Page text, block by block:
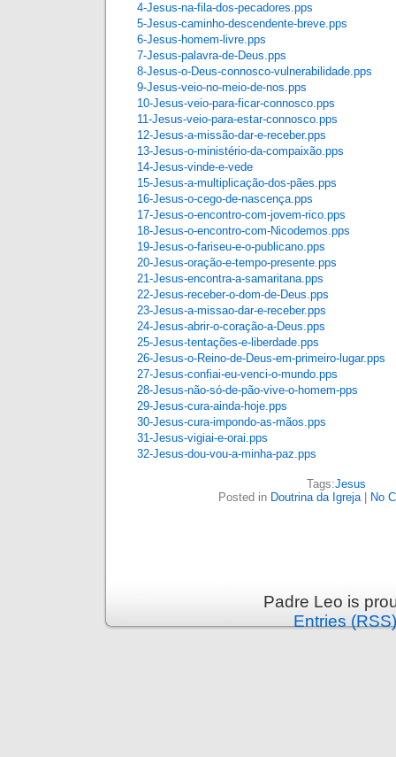
4-Jesus-na-fila-dos-pecadores.pps
5-Jesus-caminho-descendente-breve.pps
6-Jesus-homem-livre.pps
7-Jesus-palavra-de-Deus.pps
8-Jesus-o-Deus-connosco-vulnerabilidade.pps
9-Jesus-veio-no-meio-de-nos.pps
10-Jesus-veio-para-ficar-connosco.pps
11-Jesus-veio-para-estar-connosco.pps
12-Jesus-a-missão-dar-e-receber.pps
13-Jesus-o-ministério-da-compaixão.pps
14-Jesus-vinde-e-vede
15-Jesus-a-multiplicação-dos-pães.pps
16-Jesus-o-cego-de-nascença.pps
17-Jesus-o-encontro-com-jovem-rico.pps
18-Jesus-o-encontro-com-Nicodemos.pps
19-Jesus-o-fariseu-e-o-publicano.pps
20-Jesus-oração-e-tempo-presente.pps
21-Jesus-encontra-a-samaritana.pps
22-Jesus-receber-o-dom-de-Deus.pps
23-Jesus-a-missao-dar-e-receber.pps
24-Jesus-abrir-o-coração-a-Deus.pps
25-Jesus-tentações-e-liberdade.pps
26-Jesus-o-Reino-de-Deus-em-primeiro-lugar.pps
27-Jesus-confiai-eu-venci-o-mundo.pps
28-Jesus-não-só-de-pão-vive-o-homem-pps
29-Jesus-cura-ainda-hoje.pps
30-Jesus-cura-impondo-as-mãos.pps
31-Jesus-vigiai-e-orai.pps
32-Jesus-dou-vou-a-minha-paz.pps
Tags:Jesus
Posted in Doutrina da Igreja| No
Padre Leo is
Entries (RSS)